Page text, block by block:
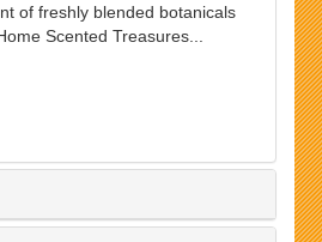
of freshly blended botanicals
Scented Treasures...